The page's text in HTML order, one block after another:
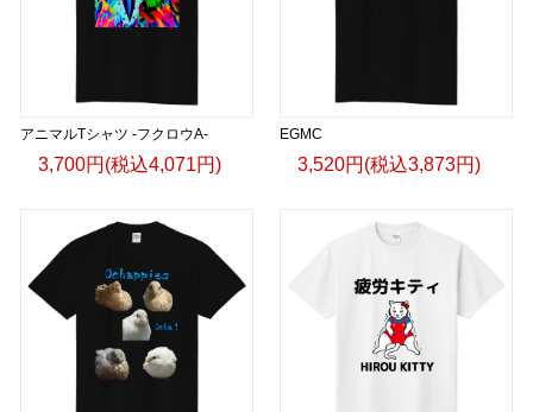
アニマルTシャツ -フクロウA-
3,700円(税込4,071円)
EGMC
3,520円(税込3,873円)